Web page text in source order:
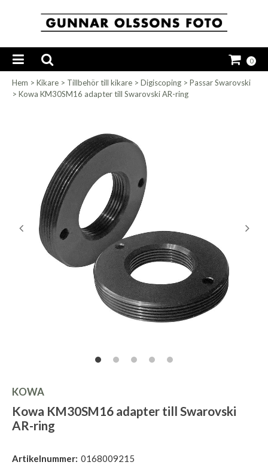
0
Hem > Kikare > Tillbehör till kikare > Digiscoping > Passar Swarovski
> Kowa KM30SM16 adapter till Swarovski AR-ring
KOWA
Kowa KM30SM16 adapter till Swarovski
AR-ring
Artikelnummer: 0168009215